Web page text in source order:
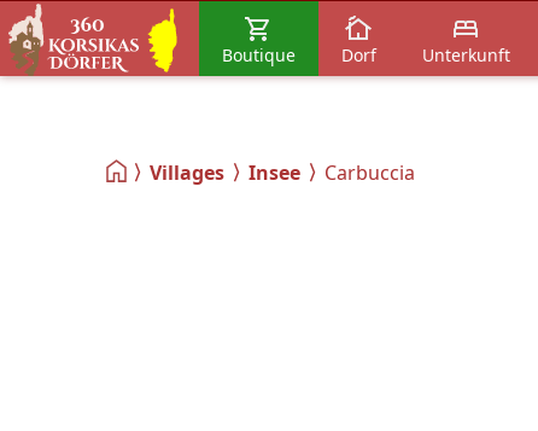
Boutique Dorf Unterkunft
Villages Insee Carbuccia